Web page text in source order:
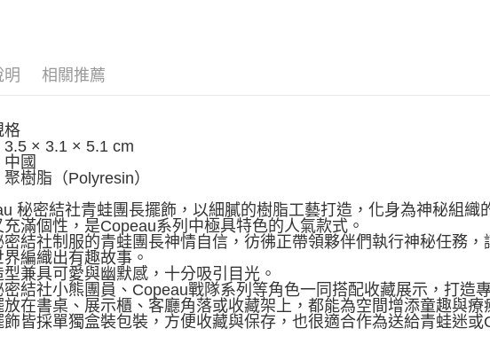
明 相關推薦
格
3.5 × 3.1 × 5.1 cm
國
樹脂（Polyresin）
秘密結社青蛙團長擺飾，以細膩的樹脂工藝打造，化身為神秘組織
充滿個性，是Copeau系列中極具特色的人氣款式。
密結社制服的青蛙團長神情自信，彷彿正帶領夥伴們執行神秘任務
編織出有趣故事。
兼具可愛與幽默感，十分吸引目光。
密結社小熊團員、Copeau戰隊系列等角色一同搭配收藏展示，打造
放在書桌、展示櫃、客廳角落或收藏架上，都能為空間增添童趣與療
飾皆採單獨盒裝包裝，方便收藏與保存，也很適合作為送給青蛙迷或